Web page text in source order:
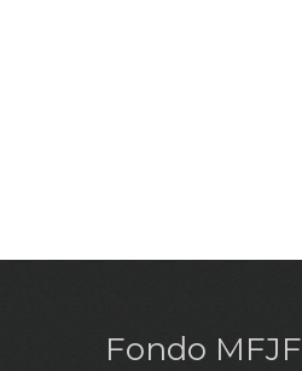
Fondo MFJF